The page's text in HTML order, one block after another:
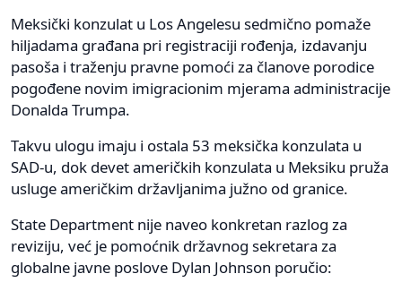
Meksički konzulat u Los Angelesu sedmično pomaže
hiljadama građana pri registraciji rođenja, izdavanju
pasoša i traženju pravne pomoći za članove porodice
pogođene novim imigracionim mjerama administracije
Donalda Trumpa.
Takvu ulogu imaju i ostala 53 meksička konzulata u
SAD-u, dok devet američkih konzulata u Meksiku pruža
usluge američkim državljanima južno od granice.
State Department nije naveo konkretan razlog za
reviziju, već je pomoćnik državnog sekretara za
globalne javne poslove Dylan Johnson poručio: